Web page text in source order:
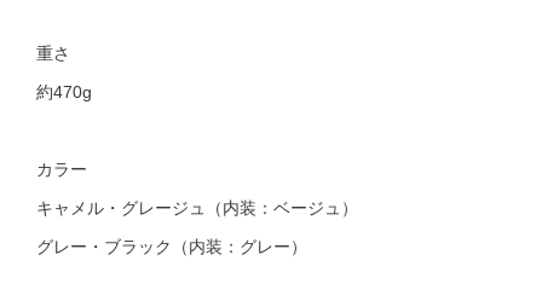
重さ
約470g
カラー
キャメル・グレージュ（内装：ベージュ）
グレー・ブラック（内装：グレー）